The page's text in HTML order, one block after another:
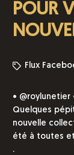
POUR
Flux
• @roylunetier
Quelques
nouvelle
été à toutes
.